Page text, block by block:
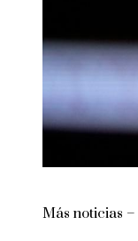
Más noticias –